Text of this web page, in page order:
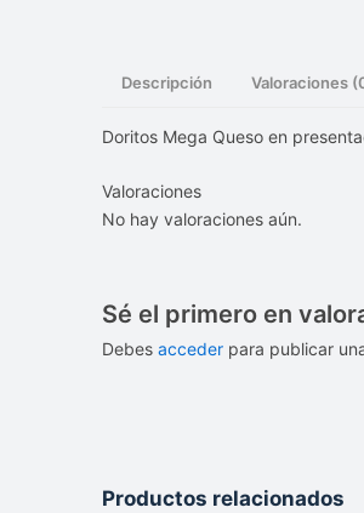
Descripción Valoraciones
Doritos Mega Queso en
Valoraciones
No hay valoraciones aún.
Sé el primero en
Debes acceder para publicar
Productos relacionados